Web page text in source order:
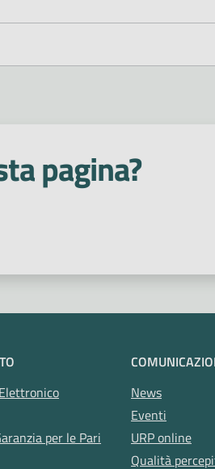
pagina?
per le Pari
News
Eventi
URP online
Qualità